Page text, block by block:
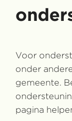
Voor
onder
gemeente.
pagina